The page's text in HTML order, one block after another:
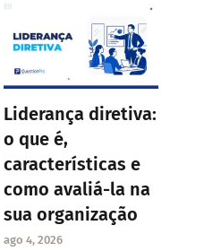
Liderança diretiva:
o que é,
características e
como avaliá-la na
sua organização
ago 4, 2026